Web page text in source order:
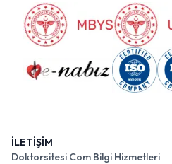
İLETİŞİM
Doktorsitesi Com Bilgi Hizmetleri